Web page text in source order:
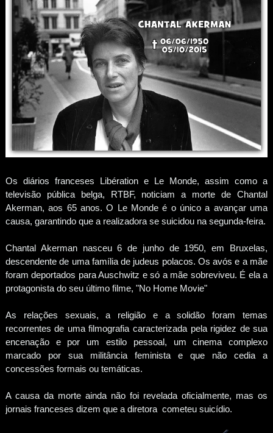
Os diários franceses Libération e Le Monde, assim como a
televisão pública belga, RTBF, noticiam a morte de Chantal
Akerman, aos 65 anos. O Le Monde é o único a avançar uma
causa, garantindo que a realizadora se suicidou na segunda-feira.
Chantal Akerman nasceu 6 de junho de 1950, em Bruxelas,
descendente de uma família de judeus polacos. Os avós e a mãe
foram deportados para Auschwitz e só a mãe sobreviveu. É ela a
protagonista do seu último filme, "No Home Movie"
As relações sexuais, a religião e a solidão foram temas
recorrentes de uma filmografia caracterizada pela rigidez de sua
encenação e por um estilo pessoal, um cinema complexo
marcado por sua militância feminista e que não cedia a
concessões formais ou temáticas.
A causa da morte ainda não foi revelada oficialmente, mas os
jornais franceses dizem que a diretora cometeu suicídio.